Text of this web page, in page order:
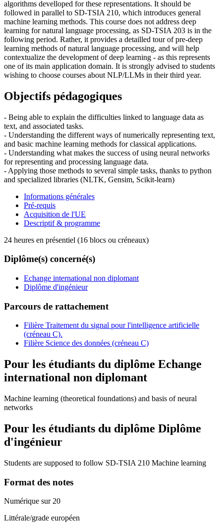
algorithms develloped for these representations. It should be
followed in parallel to SD-TSIA 210, which introduces general
machine learning methods. This course does not address deep
learning for natural language processing, as SD-TSIA 203 is in the
following period. Rather, it provides a detailled tour of pre-deep
learning methods of natural language processing, and will help
contextualize the development of deep learning - as this represents
one of its main application domain. It is strongly advised to students
wishing to choose courses about NLP/LLMs in their third year.
Objectifs pédagogiques
- Being able to explain the difficulties linked to language data as
text, and associated tasks.
- Understanding the different ways of numerically representing text,
and basic machine learning methods for classical applications.
- Understanding what makes the success of using neural networks
for representing and processing language data.
- Applying those methods to several simple tasks, thanks to python
and specialized libraries (NLTK, Gensim, Scikit-learn)
Informations générales
Pré-requis
Acquisition de l'UE
Descriptif & programme
24 heures en présentiel (16 blocs ou créneaux)
Diplôme(s) concerné(s)
Echange international non diplomant
Diplôme d'ingénieur
Parcours de rattachement
Filière Traitement du signal pour l'intelligence artificielle
(créneau C).
Filière Science des données (créneau C)
Pour les étudiants du diplôme Echange
international non diplomant
Machine learning (theoretical foundations) and basis of neural
networks
Pour les étudiants du diplôme Diplôme
d'ingénieur
Students are supposed to follow SD-TSIA 210 Machine learning
Format des notes
Numérique sur 20
Littérale/grade européen